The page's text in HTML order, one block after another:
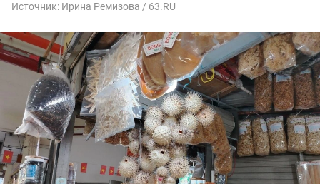
Источник: Ирина Ремизова / 63.RU